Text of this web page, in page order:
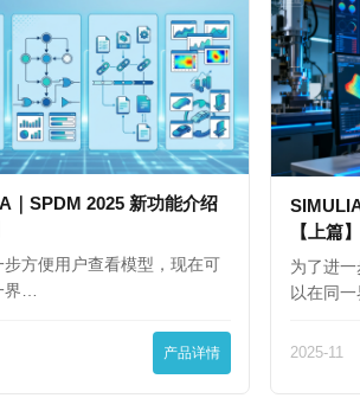
｜SPDM 2025 新功能介绍
步方便用户查看模型，现在可
界…
产品详情
【上篇】
为了进
以在同一
2025-11